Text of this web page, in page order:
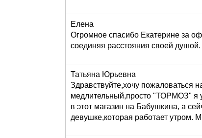
Елена
Огромное спасибо Екатерине за
соединяя расстояния своей
Татьяна Юрьевна
Здравствуйте,хочу пожаловаться
медлительный,просто "ТОРМОЗ"
в этот магазин на Бабушкина, а
девушке,которая работает утром.